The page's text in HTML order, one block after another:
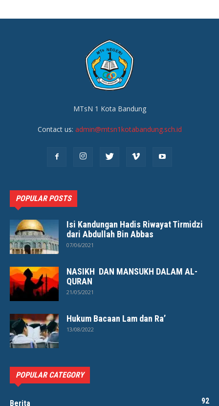
MTsN 1 Kota Bandung
Contact us: admin@mtsn1kotabandung.sch.id
POPULAR POSTS
Isi Kandungan Hadis Riwayat Tirmidzi
dari Abdullah Bin Abbas
07/06/2021
NASIKH DAN MANSUKH DALAM AL-
QURAN
21/05/2021
Hukum Bacaan Lam dan Ra’
13/08/2022
POPULAR CATEGORY
Berita 92